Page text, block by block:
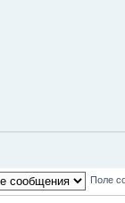
Поле